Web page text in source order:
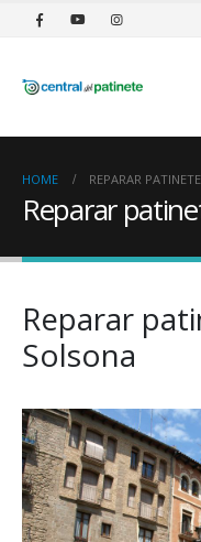
HOME REPARAR
Reparar
Reparar
Solsona